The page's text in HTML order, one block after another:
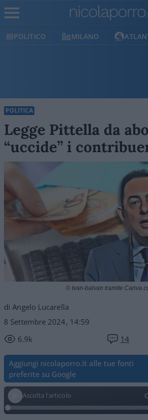
MILANO ATLANTICO
POLITICA
Legge Pittella da
“uccide” i
di Angelo Lucarella
8 Settembre 2024, 14:59
6.9k
14
© Ivan-balvan tramite
Aggiungi nicolaporro.it alle tue fonti
preferite su Google
Ascolta l'articolo